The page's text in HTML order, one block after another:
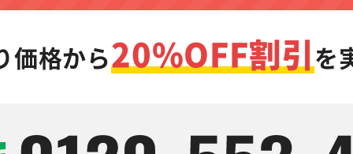
価格から20%OFF割引を